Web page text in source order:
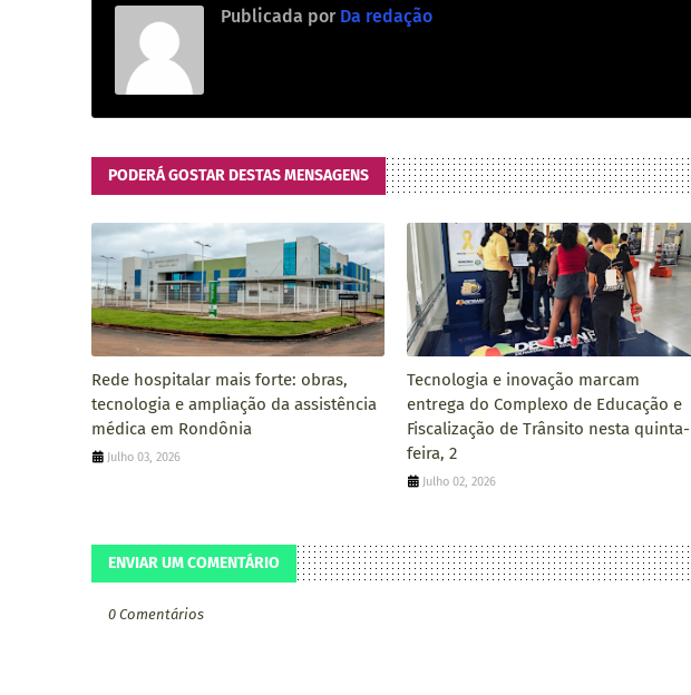
Publicada por Da redação
PODERÁ GOSTAR DESTAS MENSAGENS
Rede hospitalar mais forte: obras,
tecnologia e ampliação da assistência
médica em Rondônia
Julho 03, 2026
Tecnologia e inovação marcam
entrega do Complexo de Educação e
Fiscalização de Trânsito nesta quinta-
feira, 2
Julho 02, 2026
ENVIAR UM COMENTÁRIO
0 Comentários